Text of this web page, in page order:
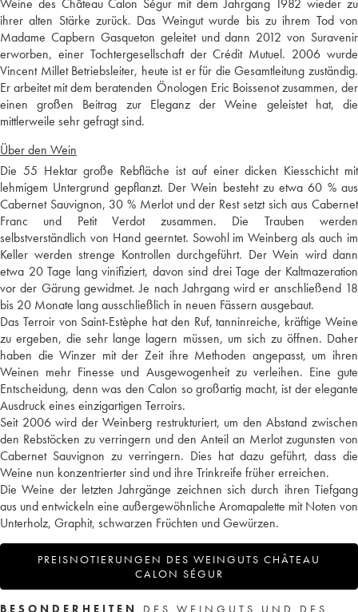
Weine des Château Calon Ségur mit dem Jahrgang 1982 wieder zu
ihrer alten Stärke zurück. Das Weingut wurde bis zu ihrem Tod von
Madame Capbern Gasqueton geleitet und dann 2012 von Suravenir
erworben, einer Tochtergesellschaft der Crédit Mutuel. 2006 wurde
Vincent Millet Betriebsleiter, heute ist er für die Gesamtleitung zuständig.
Er arbeitet mit dem beratenden Önologen Eric Boissenot zusammen, der
einen großen Beitrag zur Eleganz der Weine geleistet hat, die
mittlerweile sehr gefragt sind.
Über den Wein
Die 55 Hektar große Rebfläche ist auf einer dicken Kiesschicht mit
lehmigem Untergrund gepflanzt. Der Wein besteht zu etwa 60 % aus
Cabernet Sauvignon, 30 % Merlot und der Rest setzt sich aus Cabernet
Franc und Petit Verdot zusammen. Die Trauben werden
selbstverständlich von Hand geerntet. Sowohl im Weinberg als auch im
Keller werden strenge Kontrollen durchgeführt. Der Wein wird dann
etwa 20 Tage lang vinifiziert, davon sind drei Tage der Kaltmazeration
vor der Gärung gewidmet. Je nach Jahrgang wird er anschließend 18
bis 20 Monate lang ausschließlich in neuen Fässern ausgebaut.
Das Terroir von Saint-Estèphe hat den Ruf, tanninreiche, kräftige Weine
zu ergeben, die sehr lange lagern müssen, um sich zu öffnen. Daher
haben die Winzer mit der Zeit ihre Methoden angepasst, um ihren
Weinen mehr Finesse und Ausgewogenheit zu verleihen. Eine gute
Entscheidung, denn was den Calon so großartig macht, ist der elegante
Ausdruck eines einzigartigen Terroirs.
Seit 2006 wird der Weinberg restrukturiert, um den Abstand zwischen
den Rebstöcken zu verringern und den Anteil an Merlot zugunsten von
Cabernet Sauvignon zu verringern. Dies hat dazu geführt, dass die
Weine nun konzentrierter sind und ihre Trinkreife früher erreichen.
Die Weine der letzten Jahrgänge zeichnen sich durch ihren Tiefgang
aus und entwickeln eine außergewöhnliche Aromapalette mit Noten von
Unterholz, Graphit, schwarzen Früchten und Gewürzen.
PREISNOTIERUNGEN DES WEINGUTS CHÂTEAU
CALON SÉGUR
BESONDERHEITEN
DES WEINGUTS UND DES